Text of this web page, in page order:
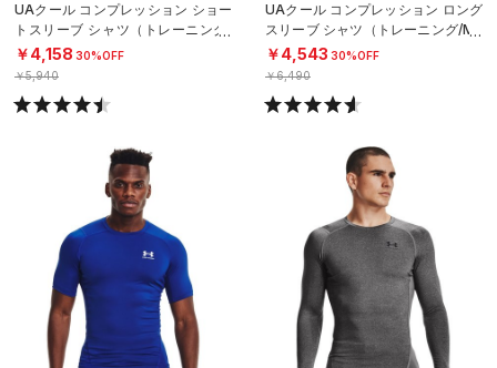
UAクール コンプレッション ショー
トスリーブ シャツ（トレーニング/
MEN）
￥4,158 30%OFF
￥5,940
UAクール コンプレッション ロング
スリーブ シャツ（トレーニング/ME
N）
￥4,543 30%OFF
￥6,490